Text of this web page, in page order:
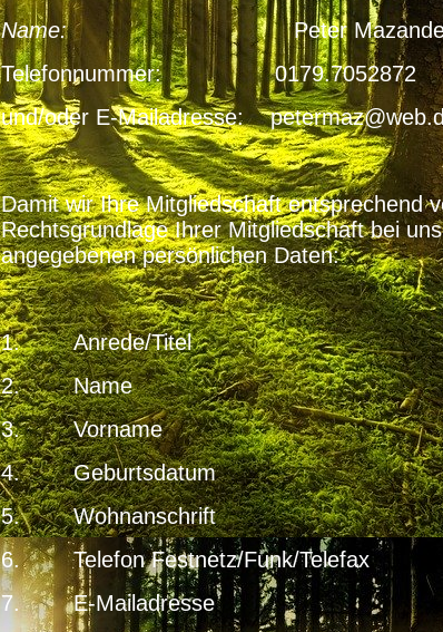
Name:Peter
Telefonnummer: 0179.7052872
und/oder E-Mailadresse:
Damit wir Ihre Mitgliedschaft entsprechend
Rechtsgrundlage Ihrer Mitgliedschaft bei
angegebenen persönlichen Daten:
1. Anrede/Titel
2. Name
3. Vorname
4. Geburtsdatum
5. Wohnanschrift
6. Telefon Festnetz/Funk/Telefax
7. E-Mailadresse